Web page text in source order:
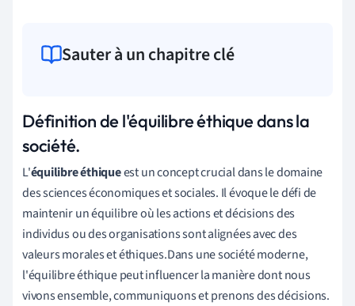
Sauter à un chapitre clé
Définition de l'équilibre éthique dans la
société.
L'équilibre éthiqueest un concept crucial dans le domaine
des sciences économiques et sociales. Il évoque le défi de
maintenir un équilibre où les actions et décisions des
individus ou des organisations sont alignées avec des
valeurs morales et éthiques.Dans une société moderne,
l'équilibre éthique peut influencer la manière dont nous
vivons ensemble, communiquons et prenons des décisions.